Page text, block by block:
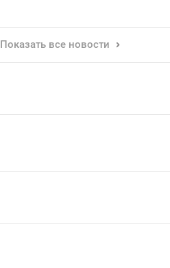
Показать все новости